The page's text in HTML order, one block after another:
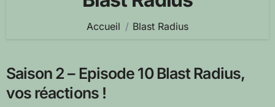
Accueil Blast Radius
Saison 2 – Episode 10 Blast Radius,
vos réactions !